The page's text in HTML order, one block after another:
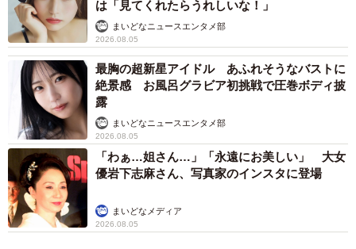
は「見てくれたらうれしいな！」
まいどなニュースエンタメ部
2026.08.05
最胸の超新星アイドル あふれそうなバストに
絶景感 お風呂グラビア初挑戦で圧巻ボディ披
露
まいどなニュースエンタメ部
2026.08.05
「わぁ…姐さん…」「永遠にお美しい」 大女
優岩下志麻さん、写真家のインスタに登場
まいどなメディア
2026.08.05